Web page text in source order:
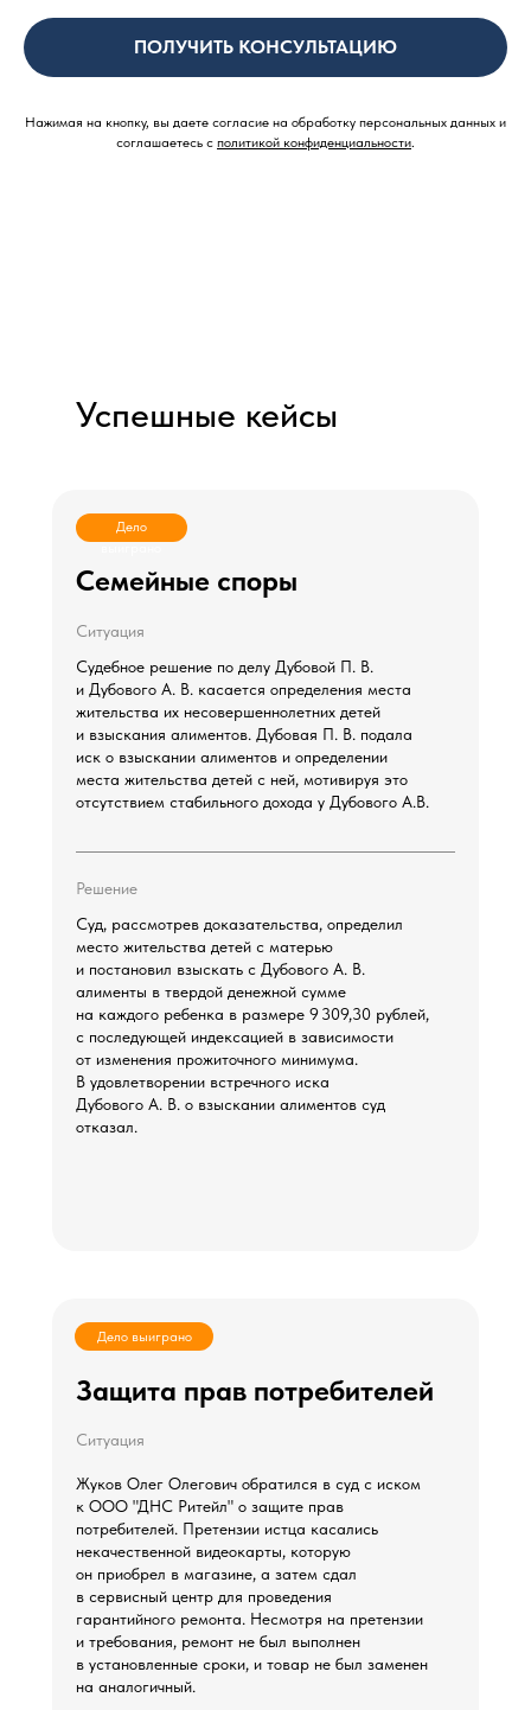
ПОЛУЧИТЬ КОНСУЛЬТАЦИЮ
Нажимая на кнопку, вы даете согласие на обработку персональных данных и
соглашаетесь c политикой конфиденциальности
Успешные кейсы
Дело
выиграно
Семейные споры
Ситуация
Судебное решение по делу Дубовой П. В.
и Дубового А. В. касается определения места
жительства их несовершеннолетних детей
и взыскания алиментов. Дубовая П. В. подала
иск о взыскании алиментов и определении
места жительства детей с ней, мотивируя это
отсутствием стабильного дохода у Дубового А.В.
Суд, рассмотрев доказательства, определил
место жительства детей с матерью
и постановил взыскать с Дубового А. В.
алименты в твердой денежной сумме
на каждого ребенка в размере 9 309,30 рублей,
с последующей индексацией в зависимости
от изменения прожиточного минимума.
В удовлетворении встречного иска
Дубового А. В. о взыскании алиментов суд
отказал.
Решение
Дело выиграно
Защита прав потребителей
Ситуация
Жуков Олег Олегович обратился в суд с иском
к ООО "ДНС Ритейл" о защите прав
потребителей. Претензии истца касались
некачественной видеокарты, которую
он приобрел в магазине, а затем сдал
в сервисный центр для проведения
гарантийного ремонта. Несмотря на претензии
и требования, ремонт не был выполнен
в установленные сроки, и товар не был заменен
на аналогичный.